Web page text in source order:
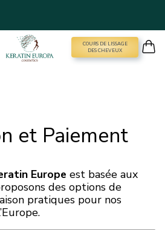
COURS DE LISSAGE
DES CHEVEUX
CHEVEUX
et Paiement
Europe est basée aux
des options de
pratiques pour nos